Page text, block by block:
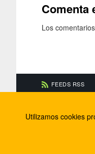
Comenta
Los
FEEDS RSS
Información de
Utilizamos cookies